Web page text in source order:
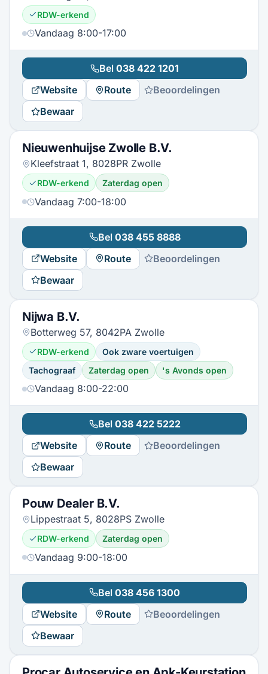
RDW-erkend
Vandaag 8:00-17:00
Bel 038 422 1201
Website
Route
Beoordelingen
Bewaar
Nieuwenhuijse Zwolle B.V.
Kleefstraat 1, 8028PR Zwolle
RDW-erkend Zaterdag open
Vandaag 7:00-18:00
Bel 038 455 8888
Website
Route
Beoordelingen
Bewaar
Nijwa B.V.
Botterweg 57, 8042PA Zwolle
RDW-erkend
Ook zware voertuigen
Tachograaf
Zaterdag open 's Avonds open
Vandaag 8:00-22:00
Bel 038 422 5222
Website
Route
Beoordelingen
Bewaar
Pouw Dealer B.V.
Lippestraat 5, 8028PS Zwolle
RDW-erkend Zaterdag open
Vandaag 9:00-18:00
Bel 038 456 1300
Website
Route
Beoordelingen
Bewaar